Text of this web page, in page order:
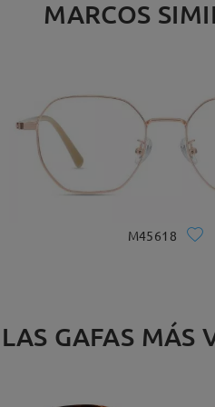
MARCOS
M45618
LAS GAFAS MÁS